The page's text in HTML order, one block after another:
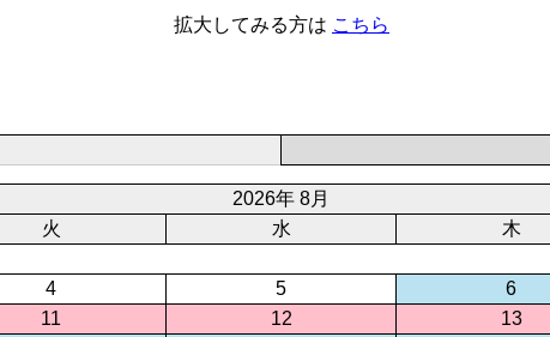
拡大してみる方は こちら
2026年 8月
火 水 木
4 5
6
11 12
13